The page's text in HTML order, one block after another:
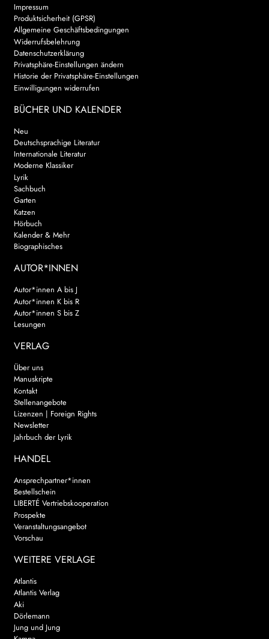
Impressum
Produktsicherheit (GPSR)
Allgemeine Geschäftsbedingungen
Widerrufsbelehrung
Datenschutzerklärung
Privatsphäre-Einstellungen ändern
Historie der Privatsphäre-Einstellungen
Einwilligungen widerrufen
BÜCHER UND KALENDER
Neu
Deutschsprachige Literatur
Internationale Literatur
Moderne Klassiker
Lyrik
Sachbuch
Garten
Katzen
Hörbuch
Kalender & Mehr
Biographisches
AUTOR*INNEN
Autor*innen A bis J
Autor*innen K bis R
Autor*innen S bis Z
Lesungen
VERLAG
Über uns
Manuskripte
Kontakt
Stellenangebote
Lizenzen | Foreign Rights
Newsletter
Jahrbuch der Lyrik
HANDEL
Ansprechpartner*innen
Bestellschein
LIBERTÉ Vertriebskooperation
Prospekte
Veranstaltungsangebot
Vorschau
WEITERE VERLAGE
Atlantis
Atlantis Verlag
Aki
Dörlemann
Jung und Jung